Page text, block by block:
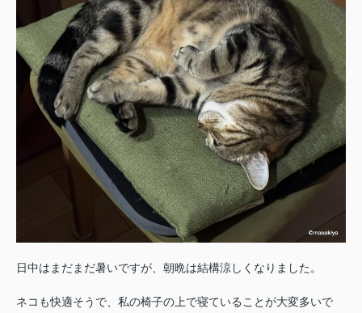
日中はまだまだ暑いですが、朝晩は結構涼しくなりました。
ネコも快適そうで、私の椅子の上で寝ていることが大変多いで